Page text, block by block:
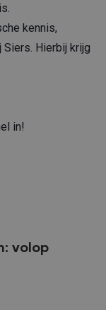
kennis,
Hierbij krijg
in!
volop